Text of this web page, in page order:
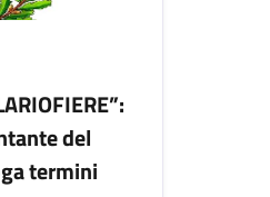
del
termini